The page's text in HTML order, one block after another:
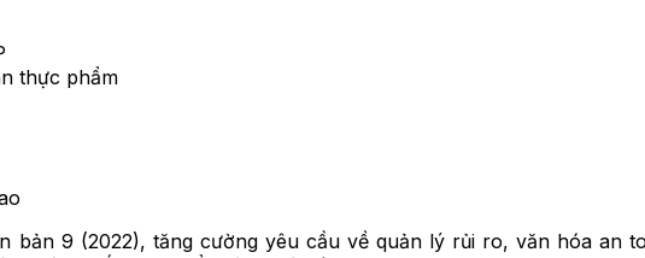
thực phẩm
bản 9 (2022), tăng cường yêu cầu về quản lý rủi ro, văn hóa an